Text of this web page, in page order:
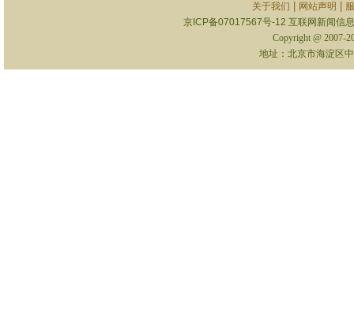
关于我们 网站声明
京ICP备07017567号-12 互联网新闻信
Copyright @ 2007-
地址：北京市海淀区